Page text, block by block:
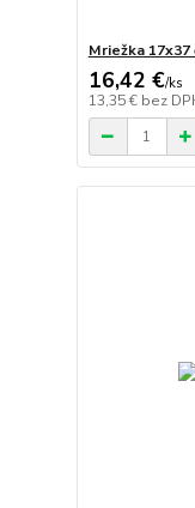
Mriežka 17x37
16,42 €/ks
13,35 € bez